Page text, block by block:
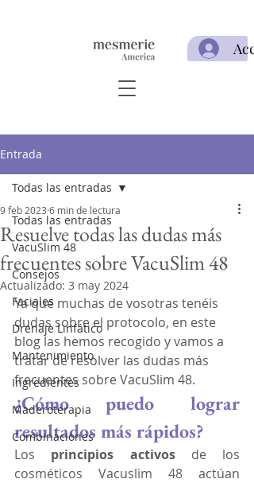
Entrada
Todas las entradas
VacuSlim 48
Consejos
Faciales
Drenaje Linfático
Mantenimiento
Ingredientes
Maderoterapia
Combinaciones
Todas las entradas
Resuelve todas las dudas más
frecuentes sobre VacuSlim 48
9 feb 2023 6 min de lectura
Actualizado: 3 may 2024
Ya que muchas de vosotras tenéis
dudas sobre el protocolo, en este
blog las hemos recogido y vamos a
tratar de resolver las dudas más
frecuentes sobre VacuSlim 48.
¿Cómo puedo lograr
resultados más rápidos?
Los principios activos de los
cosméticos Vacuslim 48 actúan